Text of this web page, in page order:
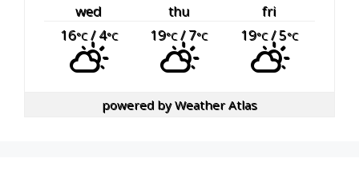
wed thu
fri
16°C/ 4°C 19°C/ 7°C 19°C/ 5°C
powered byWeather Atlas